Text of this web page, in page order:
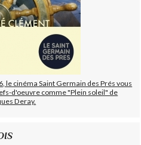
le cinéma Saint Germain des Prés vous
d'oeuvre comme "Plein soleil" de
Deray.